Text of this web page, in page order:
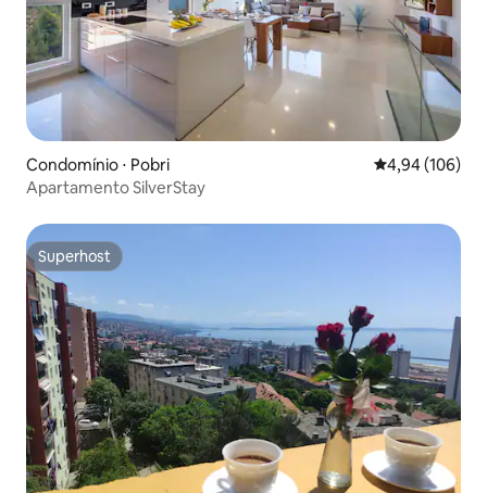
Condomínio ⋅ Pobri 4,94 de uma
4,94 (106)
Apartamento SilverStay
Superhost
Superhost